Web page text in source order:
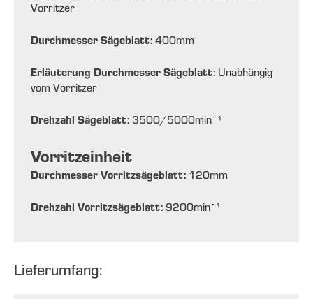
Vorritzer
Durchmesser Sägeblatt: 400mm
Erläuterung Durchmesser Sägeblatt: Unabhängig
vom Vorritzer
Drehzahl Sägeblatt: 3500/5000min¯¹
Vorritzeinheit
Durchmesser Vorritzsägeblatt: 120mm
Drehzahl Vorritzsägeblatt: 9200min¯¹
Lieferumfang: